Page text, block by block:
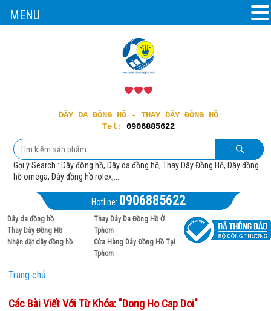
DÂY DA ĐỒNG HỒ - THAY DÂY ĐỒNG HỒ
Tel: 0906885622
Gợi ý Search : Dây đông hồ, Dây da đồng hồ, Thay Dây Đồng Hồ, Dây đồng
hồ omega, Dây đồng hồ rolex,...
Hotline: 0906885622
Dây da đồng hồ
Thay Dây Đồng Hồ
Nhận đặt dây đồng hồ
Thay Dây Da Đồng Hồ Ở
Tphcm
Cửa Hàng Dây Đồng Hồ Tại
Tphcm
Trang chủ
Các Bài Viết Với Từ Khóa: "Dong Ho Cap Doi"
MENU